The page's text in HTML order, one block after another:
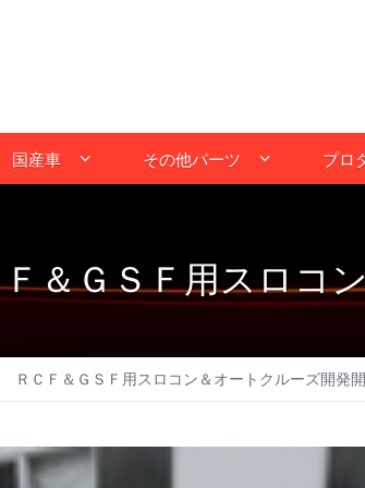
国産車 その他パーツ プロ
＆ＧＳＦ用スロコ
ＲＣＦ＆ＧＳＦ用スロコン＆オートクルーズ開発開